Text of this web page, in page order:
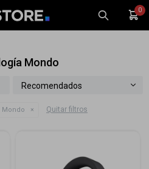
0
Mondo
Recomendados
Mondo Quitar filtros